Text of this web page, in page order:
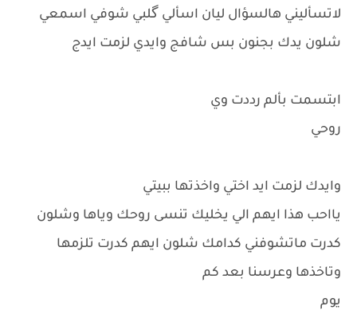
لاتسأليني هالسؤال ليان اسألي گلبي شوفي اسمعي
شلون يدك بجنون بس شافج وايدي لزمت ايدج
ابتسمت بألم رددت وي
روحي
وايدك لزمت ايد اختي واخذتها ببيتي
يااحب هذا ايهم الي يخليك تنسى روحك وياها وشلون
كدرت ماتشوفني كدامك شلون ايهم كدرت تلزمها
وتاخذها وعرسنا بعد كم
يوم